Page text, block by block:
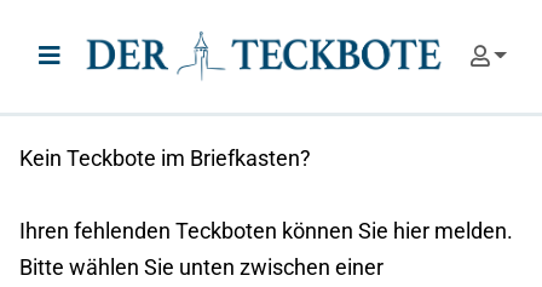
Hauptmenü
Kein Teckbote im Briefkasten?
Ihren fehlenden Teckboten können Sie hier melden.
Bitte wählen Sie unten zwischen einer